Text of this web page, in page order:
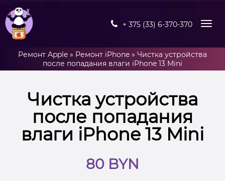
+ 375 (33) 6-370-370
Ремонт Apple » Ремонт iPhone » Чистка устройства
после попадания влаги iPhone 13 Mini
Чистка устройства
после попадания
влаги iPhone 13 Mini
80 BYN